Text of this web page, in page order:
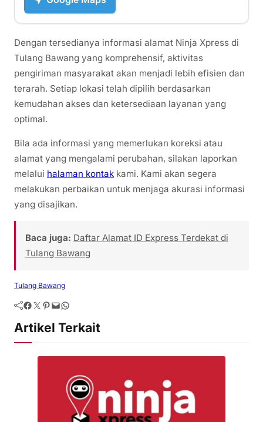
Dengan tersedianya informasi alamat Ninja Xpress di
Tulang Bawang yang komprehensif, aktivitas
pengiriman masyarakat akan menjadi lebih efisien dan
terarah. Setiap lokasi telah dipilih berdasarkan
kemudahan akses dan ketersediaan layanan yang
optimal.
Bila ada informasi yang memerlukan koreksi atau
alamat yang mengalami perubahan, silakan laporkan
melalui halaman kontak kami. Kami akan segera
melakukan perbaikan untuk menjaga akurasi informasi
yang disajikan.
Baca juga: Daftar Alamat ID Express Terdekat di
Tulang Bawang
Tulang Bawang
Artikel Terkait